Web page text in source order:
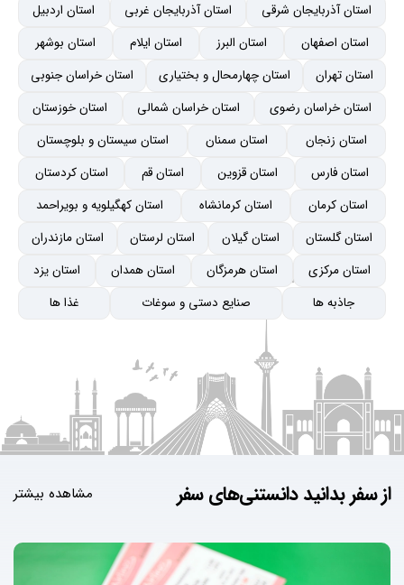
استان آذربایجان شرقی استان آذربایجان غربی
استان اردبیل
استان اصفهان
استان البرز استان ایلام
استان بوشهر
استان تهران
استان چهارمحال و بختیاری
استان خراسان جنوبی
استان خراسان رضوی
استان خراسان شمالی
استان خوزستان
استان زنجان
استان سمنان
استان سیستان و بلوچستان
استان فارس
استان قزوین استان قم
استان کردستان
استان کرمان
استان کرمانشاه
استان کهگیلویه و بویراحمد
استان گلستان
استان گیلان استان لرستان
استان مازندران
استان مرکزی
استان هرمزگان استان همدان
استان یزد
جاذبه ها
صنایع دستی و سوغات غذا ها
از سفر بدانیددانستنی‌های سفر مشاهده بیشتر